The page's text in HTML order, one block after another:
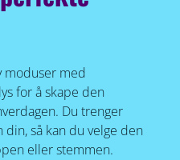
moduser med
for å skape den
Du trenger
så kan du velge den
eller stemmen.